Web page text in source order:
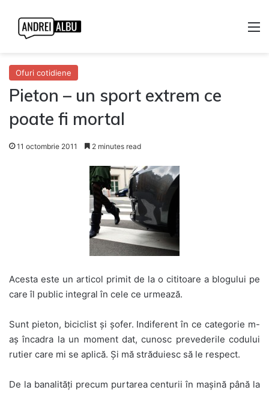
Ofuri cotidiene
Pieton – un sport extrem ce
poate fi mortal
11 octombrie 2011 2 minutes read
Acesta este un articol primit de la o cititoare a blogului pe
care îl public integral în cele ce urmează.
Sunt pieton, biciclist şi şofer. Indiferent în ce categorie m-
aş încadra la un moment dat, cunosc prevederile codului
rutier care mi se aplică. Şi mă străduiesc să le respect.
De la banalităţi precum purtarea centurii în maşină până la